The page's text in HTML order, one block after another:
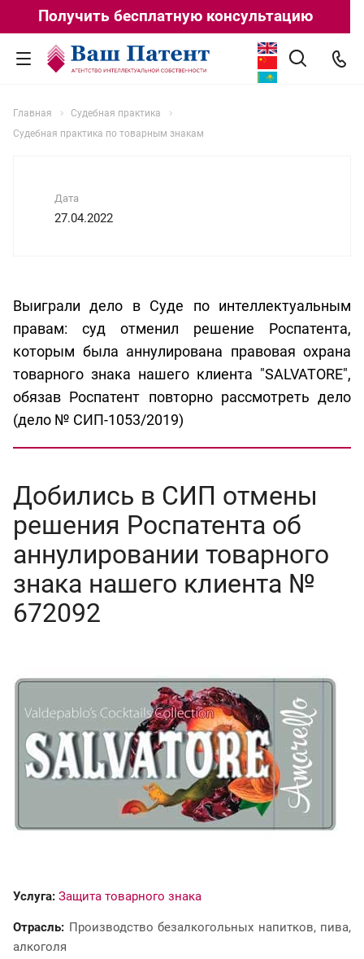
Получить бесплатную консультацию
Главная
Судебная практика
Судебная практика по товарным знакам
Дата
27.04.2022
Выиграли дело в Суде по интеллектуальным
правам: суд отменил решение Роспатента,
которым была аннулирована правовая охрана
товарного знака нашего клиента "SALVATORE",
обязав Роспатент повторно рассмотреть дело
(дело № СИП-1053/2019)
Добились в СИП отмены
решения Роспатента об
аннулировании товарного
знака нашего клиента №
672092
Услуга: Защита товарного знака
Отрасль: Производство безалкогольных напитков, пива,
алкоголя